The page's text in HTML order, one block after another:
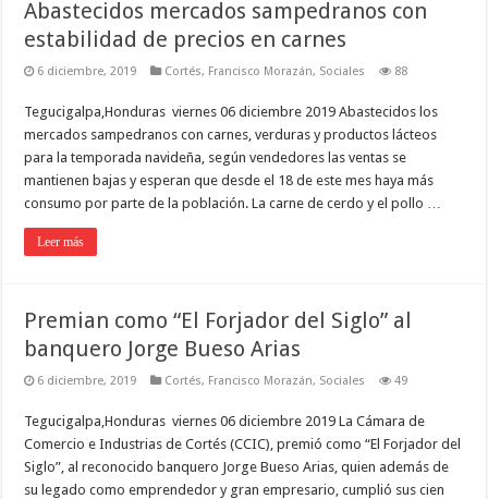
Abastecidos mercados sampedranos con
estabilidad de precios en carnes
6 diciembre, 2019 Cortés, Francisco Morazán, Sociales 88
Tegucigalpa,Honduras viernes 06 diciembre 2019 Abastecidos los
mercados sampedranos con carnes, verduras y productos lácteos
para la temporada navideña, según vendedores las ventas se
mantienen bajas y esperan que desde el 18 de este mes haya más
consumo por parte de la población. La carne de cerdo y el pollo …
Leer más
Premian como “El Forjador del Siglo” al
banquero Jorge Bueso Arias
6 diciembre, 2019 Cortés, Francisco Morazán, Sociales 49
Tegucigalpa,Honduras viernes 06 diciembre 2019 La Cámara de
Comercio e Industrias de Cortés (CCIC), premió como “El Forjador del
Siglo”, al reconocido banquero Jorge Bueso Arias, quien además de
su legado como emprendedor y gran empresario, cumplió sus cien